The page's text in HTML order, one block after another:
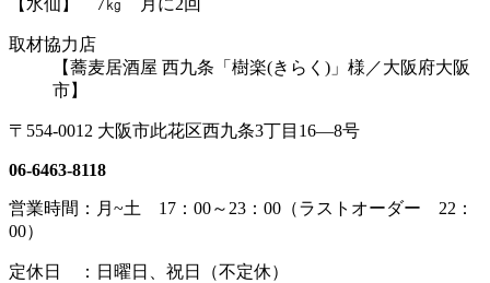
【水仙】 7㎏ 月に2回
取材協力店
【蕎麦居酒屋 西九条「樹楽(きらく)」様／大阪府大阪
市】
〒554-0012 大阪市此花区西九条3丁目16―8号
06-6463-8118
営業時間：月~土 17：00～23：00（ラストオーダー 22：
00）
定休日 ：日曜日、祝日（不定休）